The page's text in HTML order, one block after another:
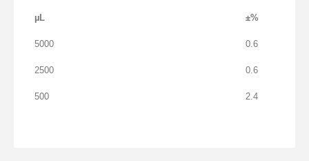
µL ±%
5000 0.6
2500 0.6
500 2.4